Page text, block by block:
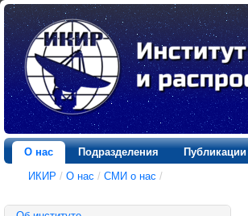
О нас Подразделения Публикации
ИКИР / О нас / СМИ о нас /